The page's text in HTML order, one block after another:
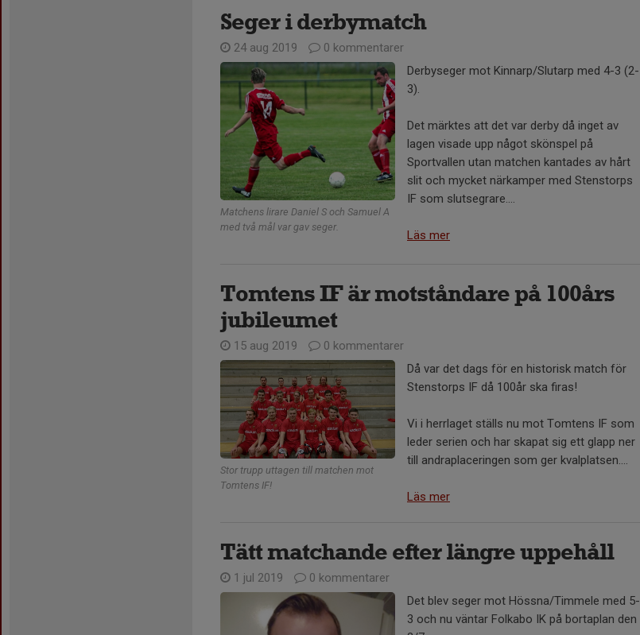
Seger i derbymatch
24 aug 2019 0 kommentarer
Matchens lirare Daniel S och Samuel A
med två mål var gav seger.
Derbyseger mot Kinnarp/Slutarp med 4-3 (2-
3).
Det märktes att det var derby då inget av
lagen visade upp något skönspel på
Sportvallen utan matchen kantades av hårt
slit och mycket närkamper med Stenstorps
IF som slutsegrare....
Läs mer
Tomtens IF är motståndare på 100års
jubileumet
15 aug 2019 0 kommentarer
Stor trupp uttagen till matchen mot
Tomtens IF!
Då var det dags för en historisk match för
Stenstorps IF då 100år ska firas!
Vi i herrlaget ställs nu mot Tomtens IF som
leder serien och har skapat sig ett glapp ner
till andraplaceringen som ger kvalplatsen....
Läs mer
Tätt matchande efter längre uppehåll
1 jul 2019 0 kommentarer
Det blev seger mot Hössna/Timmele med 5-
3 och nu väntar Folkabo IK på bortaplan den